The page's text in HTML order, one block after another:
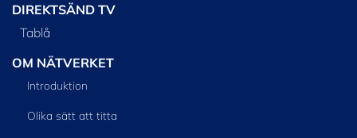
DIREKTSÄND TV
Tablå
OM NÄTVERKET
Introduktion
Olika sätt att titta